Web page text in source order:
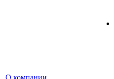
О компании